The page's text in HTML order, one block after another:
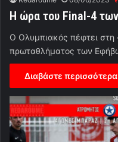
Η ώρα του Final-4
Ο Ολυμπιακός πέφτει στη
πρωταθλήματος των
Διαβάστε περισσότερα